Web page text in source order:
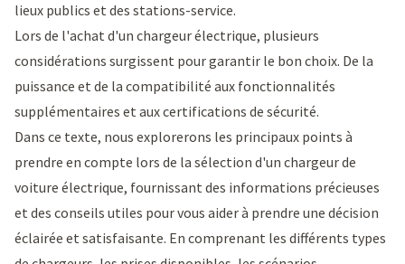
lieux publics et des stations-service.
Lors de l'achat d'un chargeur électrique, plusieurs
considérations surgissent pour garantir le bon choix. De la
puissance et de la compatibilité aux fonctionnalités
supplémentaires et aux certifications de sécurité.
Dans ce texte, nous explorerons les principaux points à
prendre en compte lors de la sélection d'un chargeur de
voiture électrique, fournissant des informations précieuses
et des conseils utiles pour vous aider à prendre une décision
éclairée et satisfaisante. En comprenant les différents types